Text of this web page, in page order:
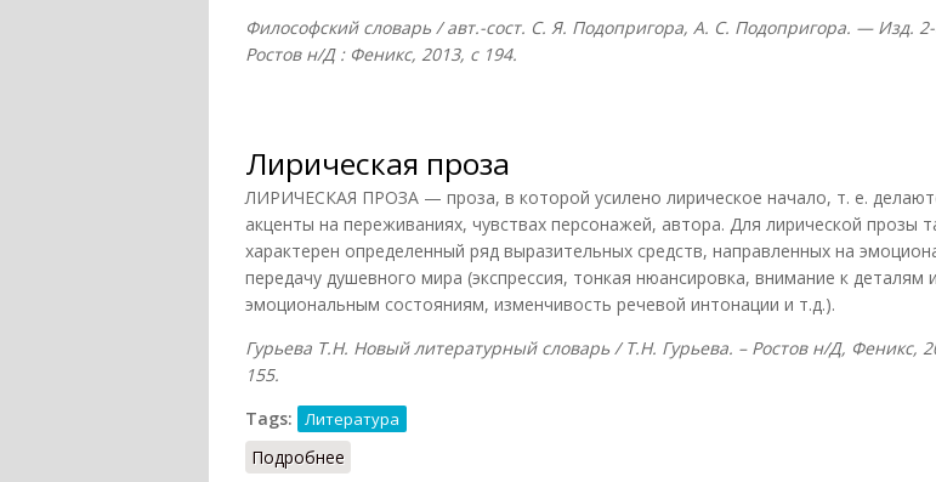
Философский словарь / авт.-сост. С. Я. Подопригора, А. С. Подопригора. — Изд.
Ростов н/Д : Феникс, 2013, с 194.
Лирическая проза
ЛИРИЧЕСКАЯ ПРОЗА — проза, в которой усилено лирическое начало, т. е.
акценты на переживаниях, чувствах персонажей, автора. Для лирической прозы
характерен определенный ряд выразительных средств, направленных на
передачу душевного мира (экспрессия, тонкая нюансировка, внимание к деталям и
эмоциональным состояниям, изменчивость речевой интонации и т.д.).
Гурьева Т.Н. Новый литературный словарь / Т.Н. Гурьева. – Ростов н/Д, Феникс,
155.
Tags:
Литература
Подробнее